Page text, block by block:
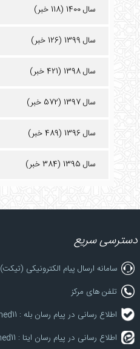
سال 1400 (118 خبر)
سال 1399 (126 خبر)
سال 1398 (421 خبر)
سال 1397 (572 خبر)
سال 1396 (489 خبر)
سال 1395 (384 خبر)
دسترسی سریع
سامانه ارسال پیام الکترونیکی (تیکت)
تلفن های مرکز
اطلاع رسانی در پیام رسان بله : vahed11@
اطلاع رسانی در پیام رسان ایتا : vahed11@